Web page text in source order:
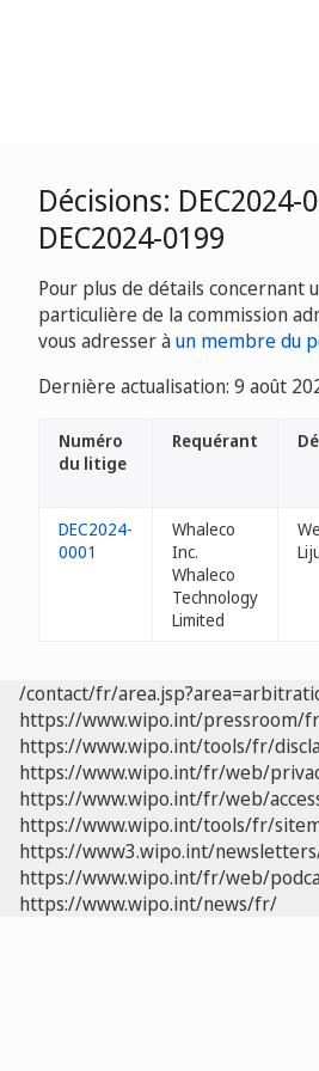
Décisions: DEC2024-
DEC2024-0199
Pour plus de détails concernant
particulière de la commission
vous adresser àun membre du
Dernière actualisation: 9 août
Numéro
du litige
Requérant
DEC2024-
0001
Whaleco
Inc.
Whaleco
Technology
Limited
/contact/fr/
https://www.wipo.int/pressroom/
https://www.wipo.int/tools/fr/
https://www.wipo.int/fr/web/
https://www.wipo.int/fr/web/
https://www.wipo.int/tools/fr/
https://www3.wipo.int/
https://www.wipo.int/fr/web/
https://www.wipo.int/news/fr/